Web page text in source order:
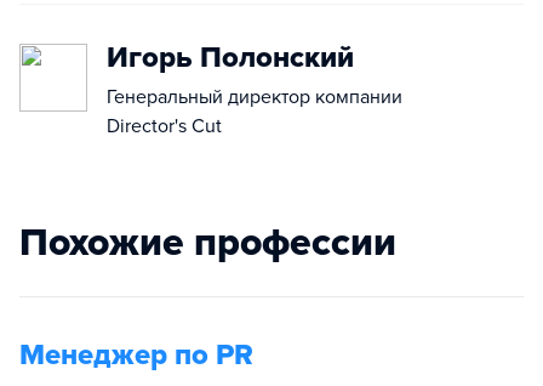
Игорь Полонский
Генеральный директор компании
Director's Cut
Похожие профессии
Менеджер по PR